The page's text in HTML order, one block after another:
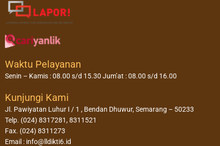
Waktu Pelayanan
Senin – Kamis : 08.00 s/d 15.30 Jum’at : 08.00 s/d 16.00
Kunjungi Kami
Jl. Pawiyatan Luhur I / 1 , Bendan Dhuwur, Semarang – 50233
Telp. (024) 8317281, 8311521
Fax. (024) 8311273
Email : info@lldikti6.id